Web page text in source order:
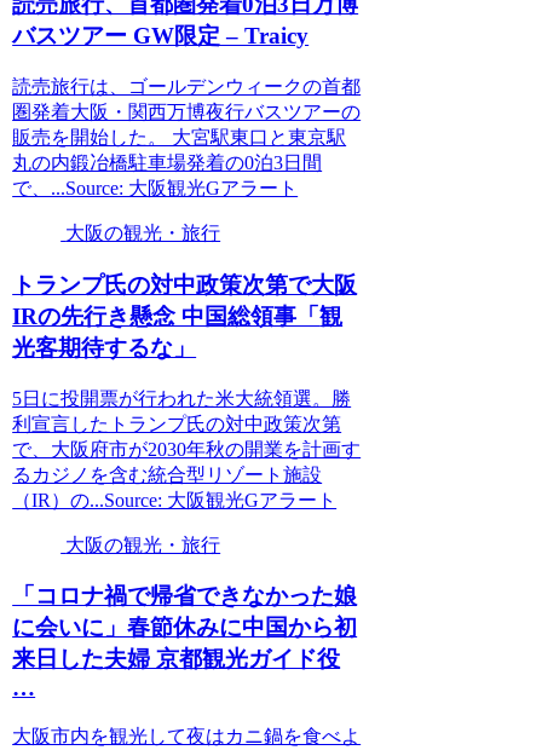
バスツアー GW限定 – Traicy
読売旅行は、ゴールデンウィークの首都
圏発着大阪・関西万博夜行バスツアーの
販売を開始した。 大宮駅東口と東京駅
丸の内鍛冶橋駐車場発着の0泊3日間
で、...Source: 大阪観光Gアラート
大阪の観光・旅行
トランプ氏の対中政策次第で大阪
IRの先行き懸念 中国総領事「観
光客期待するな」
5日に投開票が行われた米大統領選。勝
利宣言したトランプ氏の対中政策次第
で、大阪府市が2030年秋の開業を計画す
るカジノを含む統合型リゾート施設
（IR）の...Source: 大阪観光Gアラート
大阪の観光・旅行
「コロナ禍で帰省できなかった娘
に会いに」春節休みに中国から初
来日した夫婦 京都観光ガイド役
…
大阪市内を観光して夜はカニ鍋を食べよ